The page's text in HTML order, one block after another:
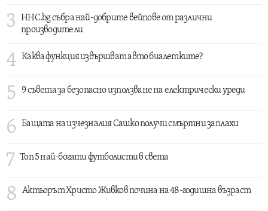
3
HHC.bg събра най-добрите вейпове от различни
производители
4 Каква функция извършват авто биалетките?
5 9 съвета за безопасно използване на електрически уреди
6 Бащата на изчезналия Сашко получи смъртни заплахи
7 Топ 5 най-богати футболисти в света
8 Актьорът Христо Живков почина на 48-годишна възраст